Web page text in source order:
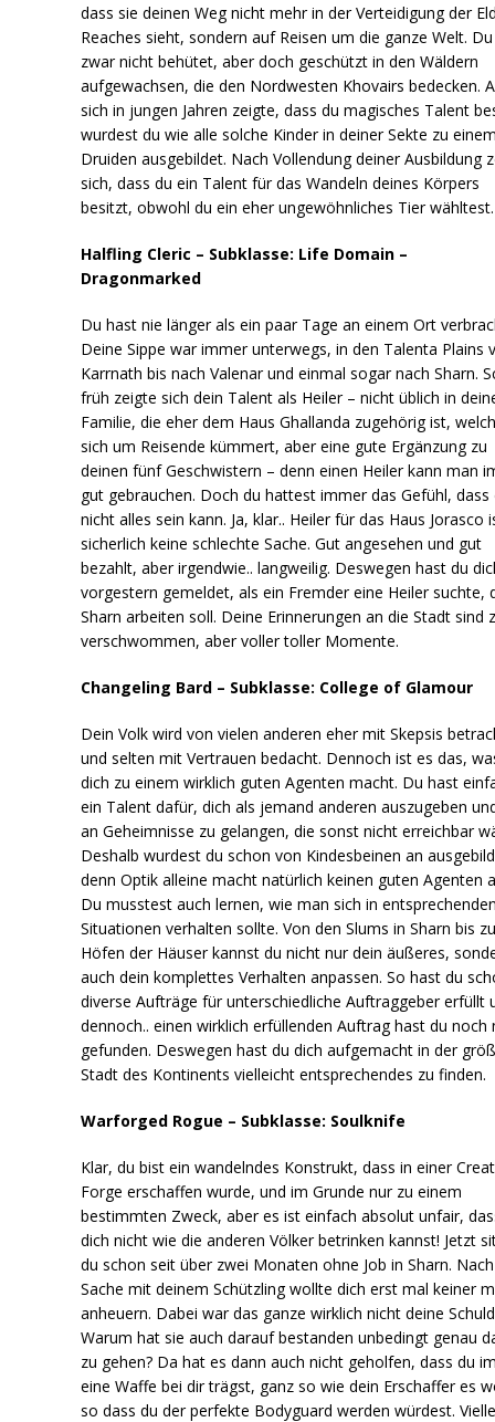
dass sie deinen Weg nicht mehr in der Verteidigung der
Reaches sieht, sondern auf Reisen um die ganze Welt.
zwar nicht behütet, aber doch geschützt in den Wäldern
aufgewachsen, die den Nordwesten Khovairs bedecken.
sich in jungen Jahren zeigte, dass du magisches Talent
wurdest du wie alle solche Kinder in deiner Sekte zu
Druiden ausgebildet. Nach Vollendung deiner Ausbildung
sich, dass du ein Talent für das Wandeln deines Körpers
besitzt, obwohl du ein eher ungewöhnliches Tier wähltest.
Halfling Cleric – Subklasse: Life Domain –
Dragonmarked
Du hast nie länger als ein paar Tage an einem Ort
Deine Sippe war immer unterwegs, in den Talenta Plains
Karrnath bis nach Valenar und einmal sogar nach Sharn.
früh zeigte sich dein Talent als Heiler – nicht üblich in
Familie, die eher dem Haus Ghallanda zugehörig ist,
sich um Reisende kümmert, aber eine gute Ergänzung zu
deinen fünf Geschwistern – denn einen Heiler kann man
gut gebrauchen. Doch du hattest immer das Gefühl, dass
nicht alles sein kann. Ja, klar.. Heiler für das Haus Jorasco
sicherlich keine schlechte Sache. Gut angesehen und gut
bezahlt, aber irgendwie.. langweilig. Deswegen hast du
vorgestern gemeldet, als ein Fremder eine Heiler suchte,
Sharn arbeiten soll. Deine Erinnerungen an die Stadt sind
verschwommen, aber voller toller Momente.
Changeling Bard – Subklasse: College of Glamour
Dein Volk wird von vielen anderen eher mit Skepsis
und selten mit Vertrauen bedacht. Dennoch ist es das,
dich zu einem wirklich guten Agenten macht. Du hast
ein Talent dafür, dich als jemand anderen auszugeben
an Geheimnisse zu gelangen, die sonst nicht erreichbar
Deshalb wurdest du schon von Kindesbeinen an
denn Optik alleine macht natürlich keinen guten Agenten
Du musstest auch lernen, wie man sich in
Situationen verhalten sollte. Von den Slums in Sharn bis
Höfen der Häuser kannst du nicht nur dein äußeres,
auch dein komplettes Verhalten anpassen. So hast du
diverse Aufträge für unterschiedliche Auftraggeber erfüllt
dennoch.. einen wirklich erfüllenden Auftrag hast du noch
gefunden. Deswegen hast du dich aufgemacht in der
Stadt des Kontinents vielleicht entsprechendes zu finden.
Warforged Rogue – Subklasse: Soulknife
Klar, du bist ein wandelndes Konstrukt, dass in einer
Forge erschaffen wurde, und im Grunde nur zu einem
bestimmten Zweck, aber es ist einfach absolut unfair,
dich nicht wie die anderen Völker betrinken kannst! Jetzt
du schon seit über zwei Monaten ohne Job in Sharn.
Sache mit deinem Schützling wollte dich erst mal keiner
anheuern. Dabei war das ganze wirklich nicht deine
Warum hat sie auch darauf bestanden unbedingt genau
zu gehen? Da hat es dann auch nicht geholfen, dass du
eine Waffe bei dir trägst, ganz so wie dein Erschaffer es
so dass du der perfekte Bodyguard werden würdest.